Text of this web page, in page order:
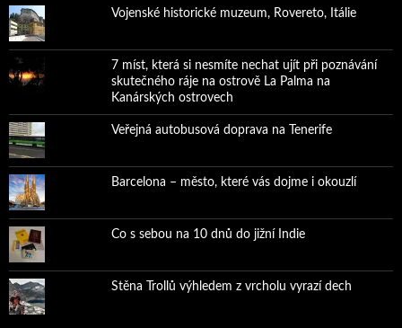
Vojenské historické muzeum, Rovereto, Itálie
7 míst, která si nesmíte nechat ujít při poznávání
skutečného ráje na ostrově La Palma na
Kanárských ostrovech
Veřejná autobusová doprava na Tenerife
Barcelona – město, které vás dojme i okouzlí
Co s sebou na 10 dnů do jižní Indie
Stěna Trollů výhledem z vrcholu vyrazí dech